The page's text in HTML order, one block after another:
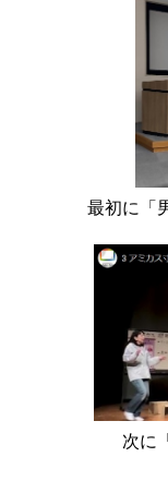
最初に「
次に